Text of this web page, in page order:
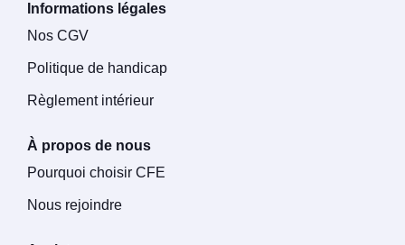
Informations légales
Nos CGV
Politique de handicap
Règlement intérieur
À propos de nous
Pourquoi choisir CFE
Nous rejoindre